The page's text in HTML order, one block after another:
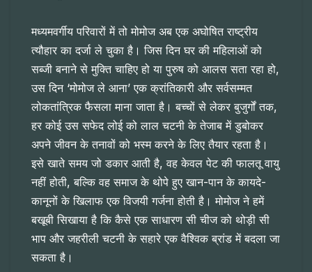
मध्यमवर्गीय परिवारों में तो मोमोज अब एक अघोषित राष्ट्रीय
त्यौहार का दर्जा ले चुका है। जिस दिन घर की महिलाओं को
सब्जी बनाने से मुक्ति चाहिए हो या पुरुष को आलस सता रहा हो,
उस दिन ‘मोमोज ले आना’ एक क्रांतिकारी और सर्वसम्मत
लोकतांत्रिक फैसला माना जाता है। बच्चों से लेकर बुजुर्गों तक,
हर कोई उस सफेद लोई को लाल चटनी के तेजाब में डुबोकर
अपने जीवन के तनावों को भस्म करने के लिए तैयार रहता है।
इसे खाते समय जो डकार आती है, वह केवल पेट की फालतू वायु
नहीं होती, बल्कि वह समाज के थोपे हुए खान-पान के कायदे-
कानूनों के खिलाफ एक विजयी गर्जना होती है। मोमोज ने हमें
बखूबी सिखाया है कि कैसे एक साधारण सी चीज को थोड़ी सी
भाप और जहरीली चटनी के सहारे एक वैश्विक ब्रांड में बदला जा
सकता है।